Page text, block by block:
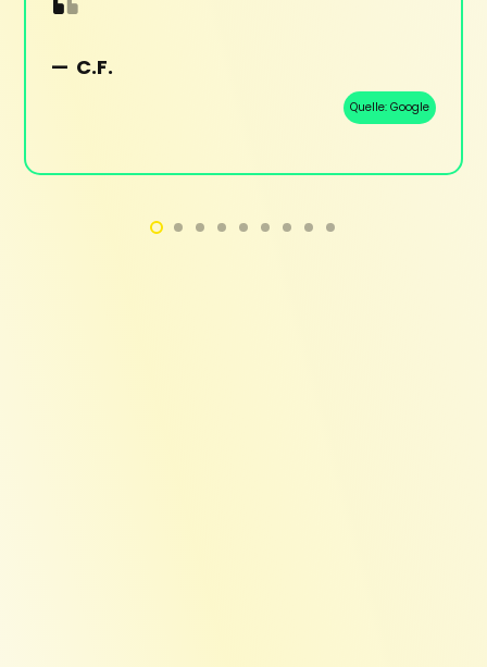
— C.F.
Quelle:Google